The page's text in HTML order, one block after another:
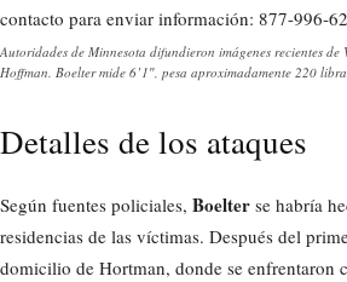
Autoridades de Minnesota difundieron imágenes recientes
Hoffman. Boelter mide 6’1″, pesa aproximadamente 220
Detalles de los ataques
Según fuentes policiales, Boelter se habría
residencias de las víctimas. Después del
domicilio de Hortman, donde se enfrentaron